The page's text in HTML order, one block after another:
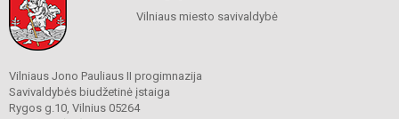
Vilniaus miesto savivaldybė
Vilniaus Jono Pauliaus II progimnazija
Savivaldybės biudžetinė įstaiga
Rygos g.10, Vilnius 05264